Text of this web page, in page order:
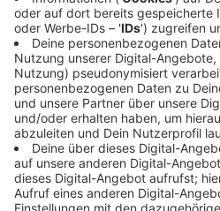
Mit einer kommunalen
Bürgerinnen und Bürgern in
Unsicherheit über die eigene
argumentiert die SPD – denn
Gebiet lebt, das an ein
wird, muss man sich keine
installieren.